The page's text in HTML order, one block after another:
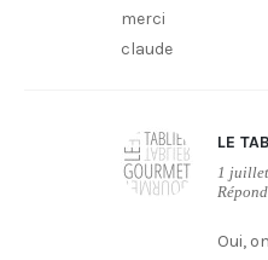
merci
claude
LE
1 juillet
Oui,